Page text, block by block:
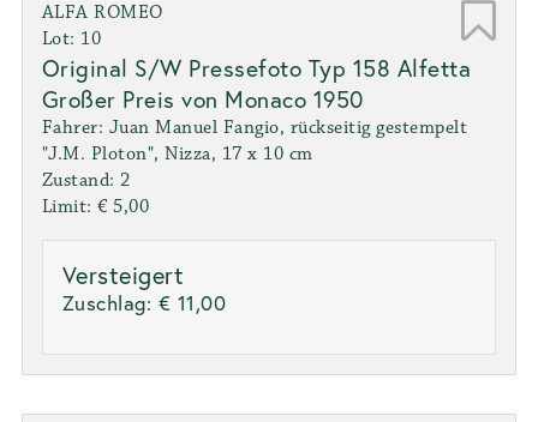
ALFA ROMEO
Lot: 10
Original S/W Pressefoto Typ 158 Alfetta
Großer Preis von Monaco 1950
Fahrer: Juan Manuel Fangio, rückseitig gestempelt
"J.M. Ploton", Nizza, 17 x 10 cm
Zustand: 2
Limit: € 5,00
Versteigert
Zuschlag: € 11,00